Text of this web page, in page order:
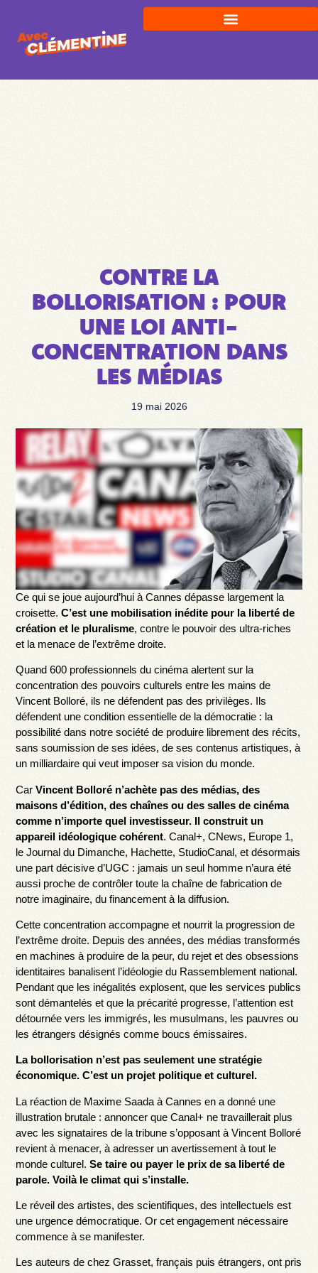
CONTRE LA
BOLLORISATION : POUR
UNE LOI ANTI-
CONCENTRATION DANS
LES MÉDIAS
19 mai 2026
Ce qui se joue aujourd’hui à Cannes dépasse largement la
croisette.C’est une mobilisation inédite pour la liberté de
création et le pluralisme, contre le pouvoir des ultra-riches
et la menace de l’extrême droite.
Quand 600 professionnels du cinéma alertent sur la
concentration des pouvoirs culturels entre les mains de
Vincent Bolloré, ils ne défendent pas des privilèges. Ils
défendent une condition essentielle de la démocratie : la
possibilité dans notre société de produire librement des récits,
sans soumission de ses idées, de ses contenus artistiques, à
un milliardaire qui veut imposer sa vision du monde.
CarVincent Bolloré n’achète pas des médias, des
maisons d’édition, des chaînes ou des salles de cinéma
comme n’importe quel investisseur. Il construit un
appareil idéologique cohérent. Canal+, CNews, Europe 1,
le Journal du Dimanche, Hachette, StudioCanal, et désormais
une part décisive d’UGC : jamais un seul homme n’aura été
aussi proche de contrôler toute la chaîne de fabrication de
notre imaginaire, du financement à la diffusion.
Cette concentration accompagne et nourrit la progression de
l’extrême droite. Depuis des années, des médias transformés
en machines à produire de la peur, du rejet et des obsessions
identitaires banalisent l’idéologie du Rassemblement national.
Pendant que les inégalités explosent, que les services publics
sont démantelés et que la précarité progresse, l’attention est
détournée vers les immigrés, les musulmans, les pauvres ou
les étrangers désignés comme boucs émissaires.
La bollorisation n’est pas seulement une stratégie
économique. C’est un projet politique et culturel.
La réaction de Maxime Saada à Cannes en a donné une
illustration brutale : annoncer que Canal+ ne travaillerait plus
avec les signataires de la tribune s’opposant à Vincent Bolloré
revient à menacer, à adresser un avertissement à tout le
monde culturel.Se taire ou payer le prix de sa liberté de
parole. Voilà le climat qui s’installe.
Le réveil des artistes, des scientifiques, des intellectuels est
une urgence démocratique. Or cet engagement nécessaire
commence à se manifester.
Les auteurs de chez Grasset, français puis étrangers, ont pris